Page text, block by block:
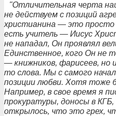
"Отличительная черта
не действуем с позиций
христианина — это просто
есть учитель — Иисус
не нападал, Он проявлял
Единственное, кого Он не
— книжников, фарисеев, но
то слова. Мы с самого
позиции любви. Хотя тоже
Например, в свое время я
прокуратуры, доносы в
открылось, что это грех,